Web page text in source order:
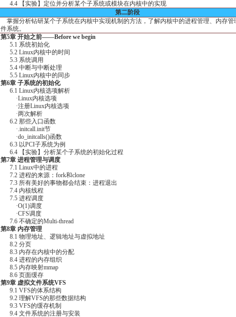
第二阶段
掌握分析钻研某个子系统在内核中实现机制的方法，了解内核中的进程管理、内存管
件系统。
第5章 开始之前——Before we begin
5.1 系统初始化
5.2 Linux内核中的时间
5.3 系统调用
5.4 中断与中断处理
5.5 Linux内核中的同步
第6章 子系统的初始化
6.1 Linux内核选项解析
·Linux内核选项
·注册Linux内核选项
·两次解析
6.2 那些入口函数
·.initcall.init节
·do_initcalls()函数
6.3 以PCI子系统为例
6.4 【实验】分析某个子系统的初始化过程
第7章 进程管理与调度
7.1 Linux中的进程
7.2 进程的来源：fork和clone
7.3 所有美好的事物都会结束：进程退出
7.4 内核线程
7.5 进程调度
·O(1)调度
·CFS调度
7.6 不确定的Multi-thread
第8章 内存管理
8.1 物理地址、逻辑地址与虚拟地址
8.2 分页
8.3 内存在内核中的分配
8.4 进程的内存组织
8.5 内存映射mmap
8.6 页面缓存
第9章 虚拟文件系统VFS
9.1 VFS的体系结构
9.2 理解VFS的那些数据结构
9.3 VFS的缓存机制
9.4 文件系统的注册与安装
9.5 文件系统的日志管理